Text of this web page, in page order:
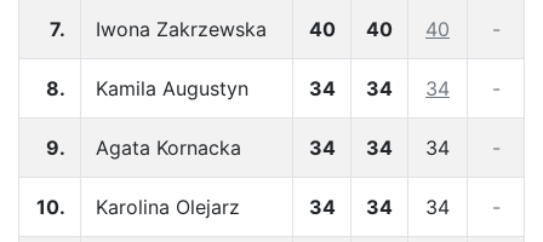
7. Iwona Zakrzewska 40 40 40 -
8. Kamila Augustyn 34 34 34 -
9. Agata Kornacka 34 34 34 -
10. Karolina Olejarz 34 34 34 -